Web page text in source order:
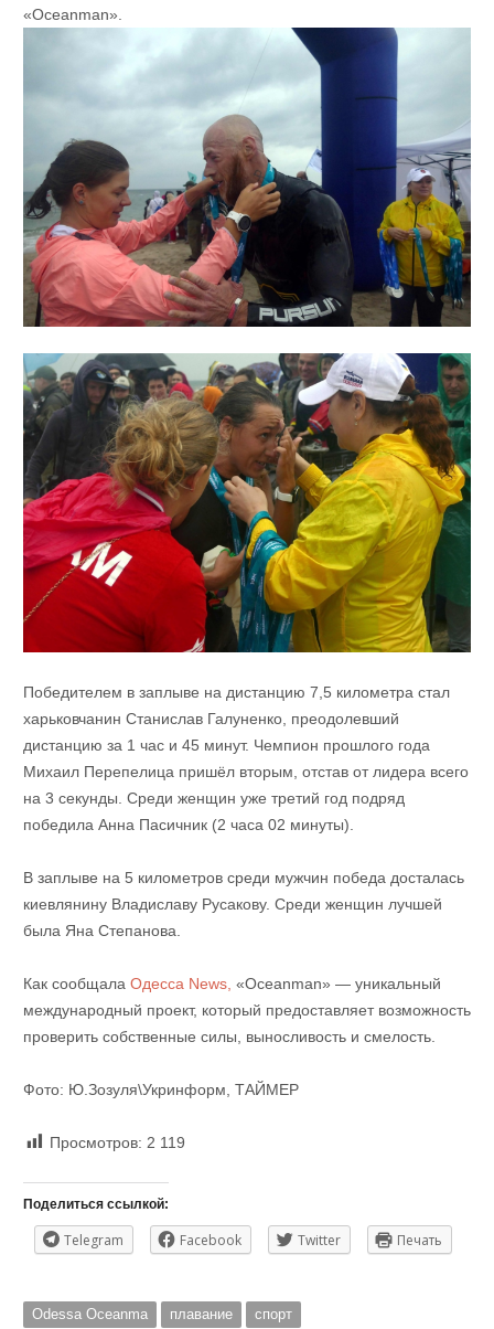
«Oceanman».
Победителем в заплыве на дистанцию 7,5 километра стал
харьковчанин Станислав Галуненко, преодолевший
дистанцию за 1 час и 45 минут. Чемпион прошлого года
Михаил Перепелица пришёл вторым, отстав от лидера всего
на 3 секунды. Среди женщин уже третий год подряд
победила Анна Пасичник (2 часа 02 минуты).
В заплыве на 5 километров среди мужчин победа досталась
киевлянину Владиславу Русакову. Среди женщин лучшей
была Яна Степанова.
Как сообщала Одесса News, «Oceanman» — уникальный
международный проект, который предоставляет возможность
проверить собственные силы, выносливость и смелость.
Фото: Ю.Зозуля\Укринформ, ТАЙМЕР
Просмотров: 2 119
Поделиться ссылкой:
Telegram Facebook Twitter Печать
Odessa Oceanma плавание спорт